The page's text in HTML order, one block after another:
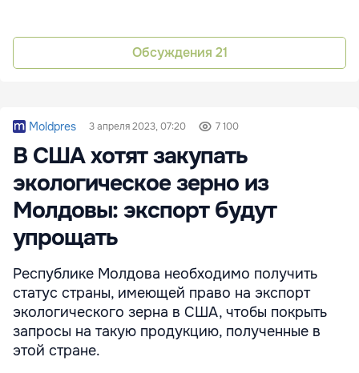
Обсуждения 21
Moldpres 3 апреля 2023, 07:20 7 100
В США хотят закупать
экологическое зерно из
Молдовы: экспорт будут
упрощать
Республике Молдова необходимо получить
статус страны, имеющей право на экспорт
экологического зерна в США, чтобы покрыть
запросы на такую продукцию, полученные в
этой стране.